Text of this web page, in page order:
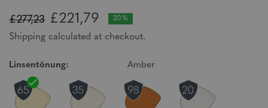
£277,23 £221,79 20%
Shipping calculated at checkout.
Linsentönung: Amber